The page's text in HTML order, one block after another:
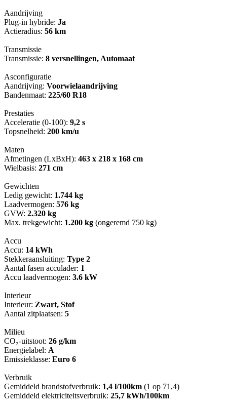
Aandrijving
Plug-in hybride: Ja
Actieradius: 56 km
Transmissie
Transmissie: 8 versnellingen, Automaat
Asconfiguratie
Aandrijving: Voorwielaandrijving
Bandenmaat: 225/60 R18
Prestaties
Acceleratie (0-100): 9,2 s
Topsnelheid: 200 km/u
Maten
Afmetingen (LxBxH): 463 x 218 x 168 cm
Wielbasis: 271 cm
Gewichten
Ledig gewicht: 1.744 kg
Laadvermogen: 576 kg
GVW: 2.320 kg
Max. trekgewicht: 1.200 kg (ongeremd 750 kg)
Accu
Accu: 14 kWh
Stekkeraansluiting: Type 2
Aantal fasen acculader: 1
Accu laadvermogen: 3.6 kW
Interieur
Interieur: Zwart, Stof
Aantal zitplaatsen: 5
Milieu
CO₂-uitstoot: 26 g/km
Energielabel: A
Emissieklasse: Euro 6
Verbruik
Gemiddeld brandstofverbruik: 1,4 l/100km (1 op 71,4)
Gemiddeld elektriciteitsverbruik: 25,7 kWh/100km